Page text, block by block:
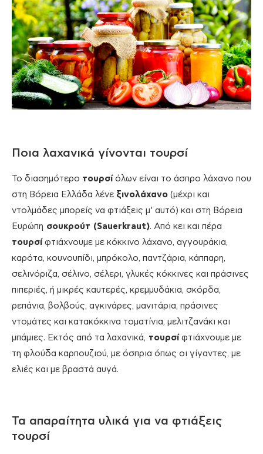
Ποια λαχανικά γίνονται τουρσί
Το διασημότερο τουρσί όλων είναι το άσπρο λάχανο που
στη Βόρεια Ελλάδα λένε ξινολάχανο (μέχρι και
ντολμάδες μπορείς να φτιάξεις μ’ αυτό) και στη Βόρεια
Ευρώπη σουκρούτ (Sauerkraut). Από κει και πέρα
τουρσί φτιάχνουμε με κόκκινο λάχανο, αγγουράκια,
καρότα, κουνουπίδι, μπρόκολο, παντζάρια, κάππαρη,
σελινόριζα, σέλινο, σέλερι, γλυκές κόκκινες και πράσινες
πιπεριές, ή μικρές καυτερές, κρεμμυδάκια, σκόρδα,
ρεπάνια, βολβούς, αγκινάρες, μανιτάρια, πράσινες
ντομάτες και κατακόκκινα τοματίνια, μελιτζανάκι και
μπάμιες. Εκτός από τα λαχανικά, τουρσί φτιάχνουμε με
τη φλούδα καρπουζιού, με όσπρια όπως οι γίγαντες, με
ελιές και με βραστά αυγά.
Τα απαραίτητα υλικά για να φτιάξεις
τουρσί